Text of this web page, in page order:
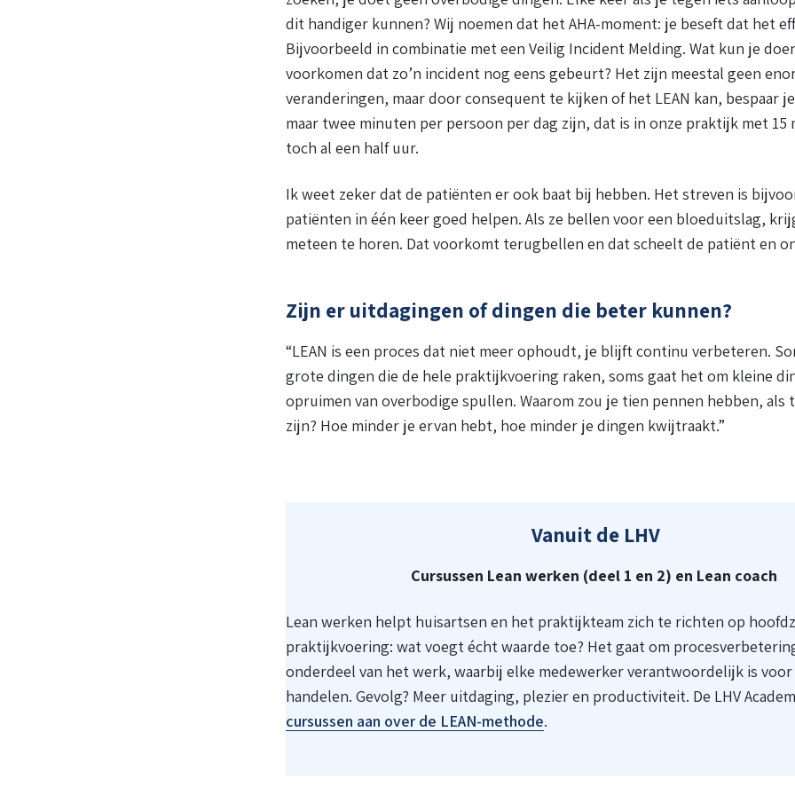
dit handiger kunnen? Wij noemen dat het AHA-moment: je beseft dat het
Bijvoorbeeld in combinatie met een Veilig Incident Melding. Wat kun je
voorkomen dat zo’n incident nog eens gebeurt? Het zijn meestal geen
veranderingen, maar door consequent te kijken of het LEAN kan, bespaar
maar twee minuten per persoon per dag zijn, dat is in onze praktijk met 15
toch al een half uur.
Ik weet zeker dat de patiënten er ook baat bij hebben. Het streven is
patiënten in één keer goed helpen. Als ze bellen voor een bloeduitslag,
meteen te horen. Dat voorkomt terugbellen en dat scheelt de patiënt en
Zijn er uitdagingen of dingen die beter kunnen?
“LEAN is een proces dat niet meer ophoudt, je blijft continu verbeteren.
grote dingen die de hele praktijkvoering raken, soms gaat het om kleine
opruimen van overbodige spullen. Waarom zou je tien pennen hebben, als
zijn? Hoe minder je ervan hebt, hoe minder je dingen kwijtraakt.”
Vanuit de LHV
Cursussen Lean werken (deel 1 en 2) en Lean coach
Lean werken helpt huisartsen en het praktijkteam zich te richten op
praktijkvoering: wat voegt écht waarde toe? Het gaat om
onderdeel van het werk, waarbij elke medewerker verantwoordelijk is
handelen. Gevolg? Meer uitdaging, plezier en productiviteit. De LHV
cursussen aan over de LEAN-methode.